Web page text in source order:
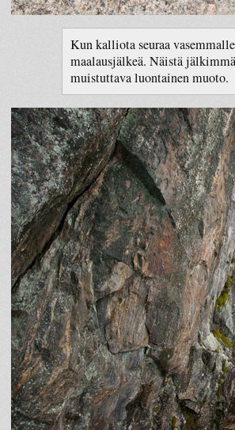
Kun kalliota seuraa
maalausjälkeä. Näistä
muistuttava luontainen muoto.